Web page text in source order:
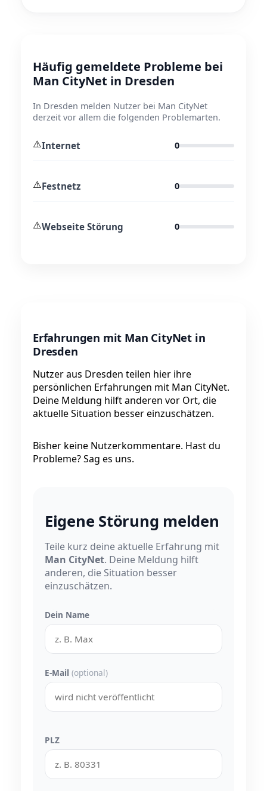
Häufig gemeldete Probleme bei
Man CityNet in Dresden
In Dresden melden Nutzer bei Man CityNet
derzeit vor allem die folgenden Problemarten.
⚠️Internet 0
⚠️Festnetz 0
⚠️Webseite Störung 0
Erfahrungen mit Man CityNet in
Dresden
Nutzer aus Dresden teilen hier ihre
persönlichen Erfahrungen mit Man CityNet.
Deine Meldung hilft anderen vor Ort, die
aktuelle Situation besser einzuschätzen.
Bisher keine Nutzerkommentare. Hast du
Probleme? Sag es uns.
Eigene Störung melden
Teile kurz deine aktuelle Erfahrung mit
Man CityNet. Deine Meldung hilft
anderen, die Situation besser
einzuschätzen.
Dein Name
E-Mail (optional)
PLZ